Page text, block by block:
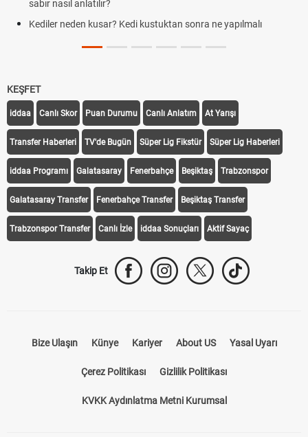
Kedi kustuktan sonra ne yapılmalı
tarifi
KEŞFET
iddaa Canlı Skor Puan Durumu Canlı Anlatım At Yarışı
Transfer Haberleri TV'de Bugün Süper Lig Fikstür Süper Lig Haberleri
iddaa Programı Galatasaray Fenerbahçe Beşiktaş Trabzonspor
Galatasaray Transfer Fenerbahçe Transfer Beşiktaş Transfer
Trabzonspor Transfer Canlı İzle iddaa Sonuçları Aktif Sayaç
Takip Et
Bize Ulaşın Künye Kariyer About US Yasal Uyarı
Çerez Politikası Gizlilik Politikası
KVKK Aydınlatma Metni Kurumsal